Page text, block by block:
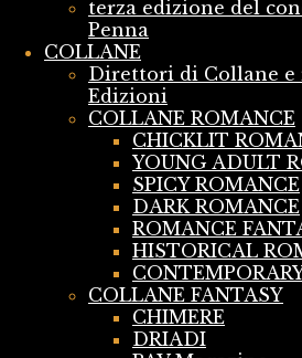
terza edizione del
Penna
COLLANE
Direttori di Collane e
Edizioni
COLLANE ROMANCE
CHICKLIT
YOUNG ADULT
SPICY ROMANCE
DARK ROMANCE
ROMANCE
HISTORICAL
COLLANE FANTASY
CHIMERE
DRIADI